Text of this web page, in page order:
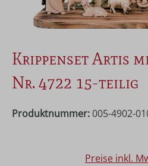
Krippenset Artis
Nr. 4722 15-teilig
Produktnummer: 005-4902-
Preise inkl.